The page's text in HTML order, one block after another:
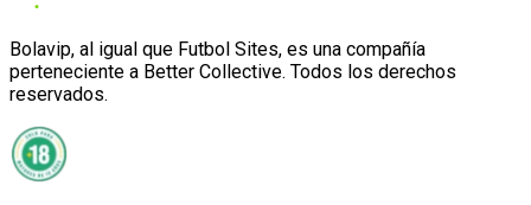
Bolavip, al igual que Futbol Sites, es una compañía
perteneciente a Better Collective. Todos los derechos
reservados.